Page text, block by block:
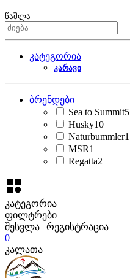
წაშლა
კატეგორია
კარავი
ბრენდები
Sea to Summit5
Husky10
Naturbummler1
MSR1
Regatta2
კატეგორია
ფილტრები
შესვლა | რეგისტრაცია
0
კალათა